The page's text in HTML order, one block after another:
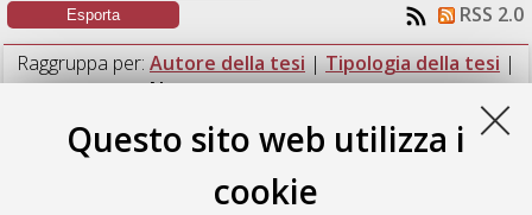
Questo sito web utilizza i
cookie
RSS 2.0
Raggruppa per: Autore della tesi | Tipologia della tesi |
Nessun raggruppamento
Numero di documenti:1
(2024)Valutazione della connessione tra i